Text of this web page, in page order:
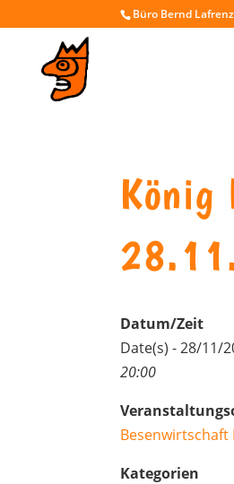
Büro Bernd
König
Datum/Zeit
Date(s) - 28/11/
20:00
Kategorien